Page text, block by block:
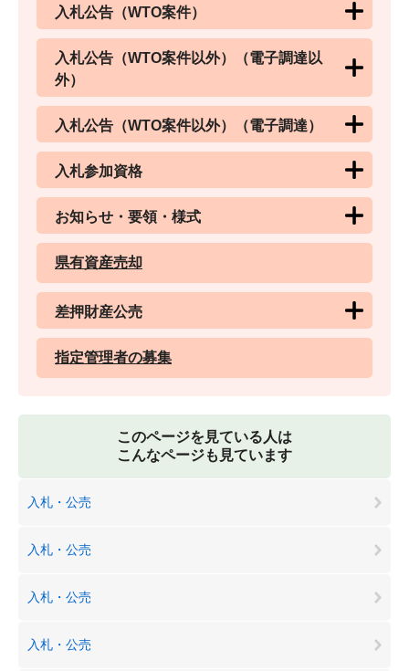
入札公告（WTO案件）
入札公告（WTO案件以外）（電子調達以
外）
入札公告（WTO案件以外）（電子調達）
入札参加資格
お知らせ・要領・様式
県有資産売却
差押財産公売
指定管理者の募集
このページを見ている人は
こんなページも見ています
入札・公売
入札・公売
入札・公売
入札・公売